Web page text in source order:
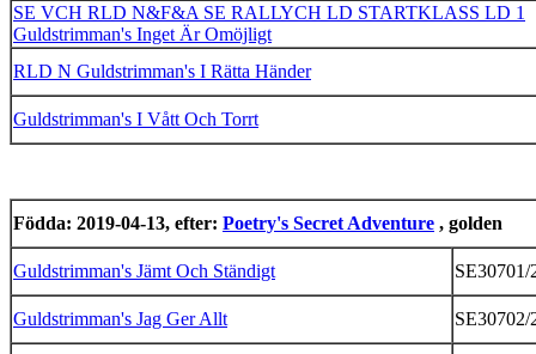
SE VCH RLD N&F&A SE RALLYCH LD STARTKLASS LD 1
Guldstrimman's Inget Är Omöjligt
RLD N Guldstrimman's I Rätta Händer
Guldstrimman's I Vått Och Torrt
Födda: 2019-04-13, efter: Poetry's Secret Adventure , golden
Guldstrimman's Jämt Och Ständigt SE30701/
Guldstrimman's Jag Ger Allt SE30702/